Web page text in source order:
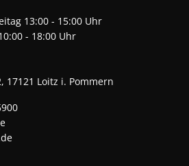
13:00 - 15:00 Uhr
- 18:00 Uhr
17121 Loitz i. Pommern